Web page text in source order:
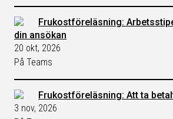
Frukostföreläsning:
din ansökan
20 okt, 2026
På Teams
Frukostföreläsning: Att ta
3 nov, 2026